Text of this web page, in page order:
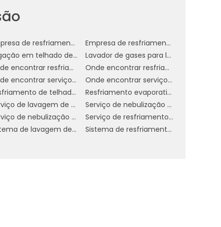
Empresa de resfriamento de telhado em sp
Empresa de resfriamento de telhado por aspersão
Irrigação em telhado de empresa
Lavador de gases para laboratório
Onde encontrar resfriamento de telhado com água
Onde encontrar resfriamento de telhado em sp
Onde encontrar serviço de nebulização ambientes
Onde encontrar serviço de nebulização ambientes em sp
Resfriamento de telhado por aspersão
Resfriamento evaporativo direto
Serviço de lavagem de gases industriais
Serviço de nebulização ambientes
Serviço de nebulização de ambientes para indústrias em sp
Serviço de resfriamento de telhado
Sistema de lavagem de gases
Sistema de resfriamento adiabático evaporativo